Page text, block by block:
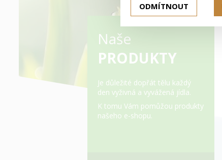
Naše
PRODUKTY
Je důležité dopřát tělu každý
den vyživná a vyvážená jídla.
K tomu Vám pomůžou produkty
našeho e-shopu.
ODMÍTNOUT